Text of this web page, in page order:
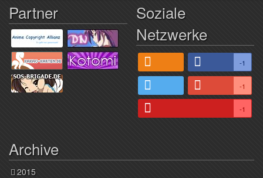
Partner
Soziale
Netzwerke
-1
-1
-1
Archive
2015